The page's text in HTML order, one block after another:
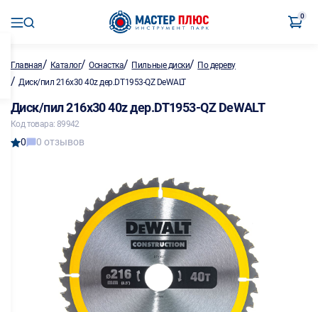
0
Главная/ Каталог/Оснастка/ Пильные диски/ По дереву
/ Диск/пил 216х30 40z дер.DT1953-QZ DeWALT
Диск/пил 216х30 40z дер.DT1953-QZ DeWALT
Код товара: 89942
0 0 отзывов